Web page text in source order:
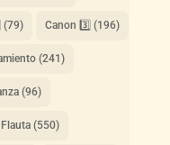
(79) Canon 3️⃣ (196)
(241)
(96)
Flauta(550)